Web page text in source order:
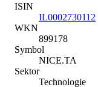
ISIN
IL0002730112
WKN
899178
Symbol
NICE.TA
Sektor
Technologie